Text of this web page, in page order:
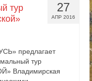
27
АПР 2016
тур
предлагает
тур
Владимирская